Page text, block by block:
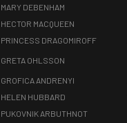
MARY DEBENHAM
HECTOR MACQUEEN
PRINCESS DRAGOMIROFF
GRETA OHLSSON
GROFICA ANDRENYI
HELEN HUBBARD
PUKOVNIK ARBUTHNOT